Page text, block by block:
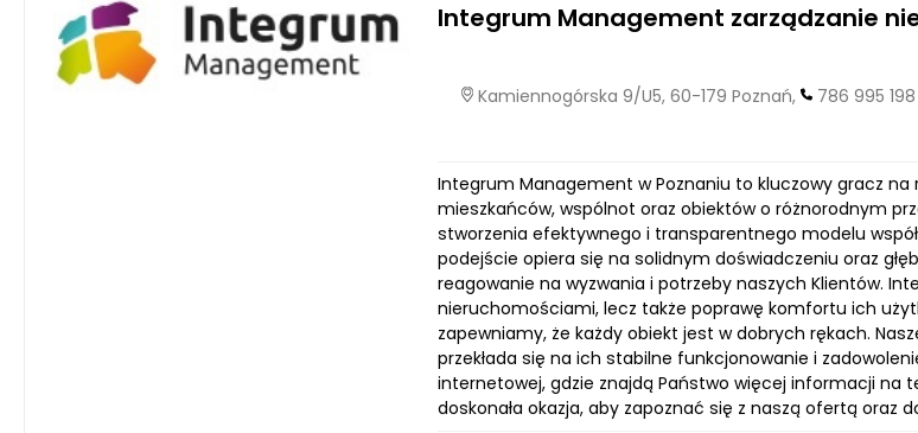
Integrum Management zarządzanie
Kamiennogórska 9/U5, 60-179 Poznań, 786 995 198
Integrum Management w Poznaniu to kluczowy gracz
mieszkańców, wspólnot oraz obiektów o różnorodnym
stworzenia efektywnego i transparentnego modelu
podejście opiera się na solidnym doświadczeniu oraz
reagowanie na wyzwania i potrzeby naszych Klientów.
nieruchomościami, lecz także poprawę komfortu ich
zapewniamy, że każdy obiekt jest w dobrych rękach.
przekłada się na ich stabilne funkcjonowanie i
internetowej, gdzie znajdą Państwo więcej informacji na
doskonała okazja, aby zapoznać się z naszą ofertą oraz